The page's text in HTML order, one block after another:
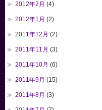
2012年2月 (4)
2012年1月 (2)
2011年12月 (2)
2011年11月 (3)
2011年10月 (6)
2011年9月 (15)
2011年8月 (3)